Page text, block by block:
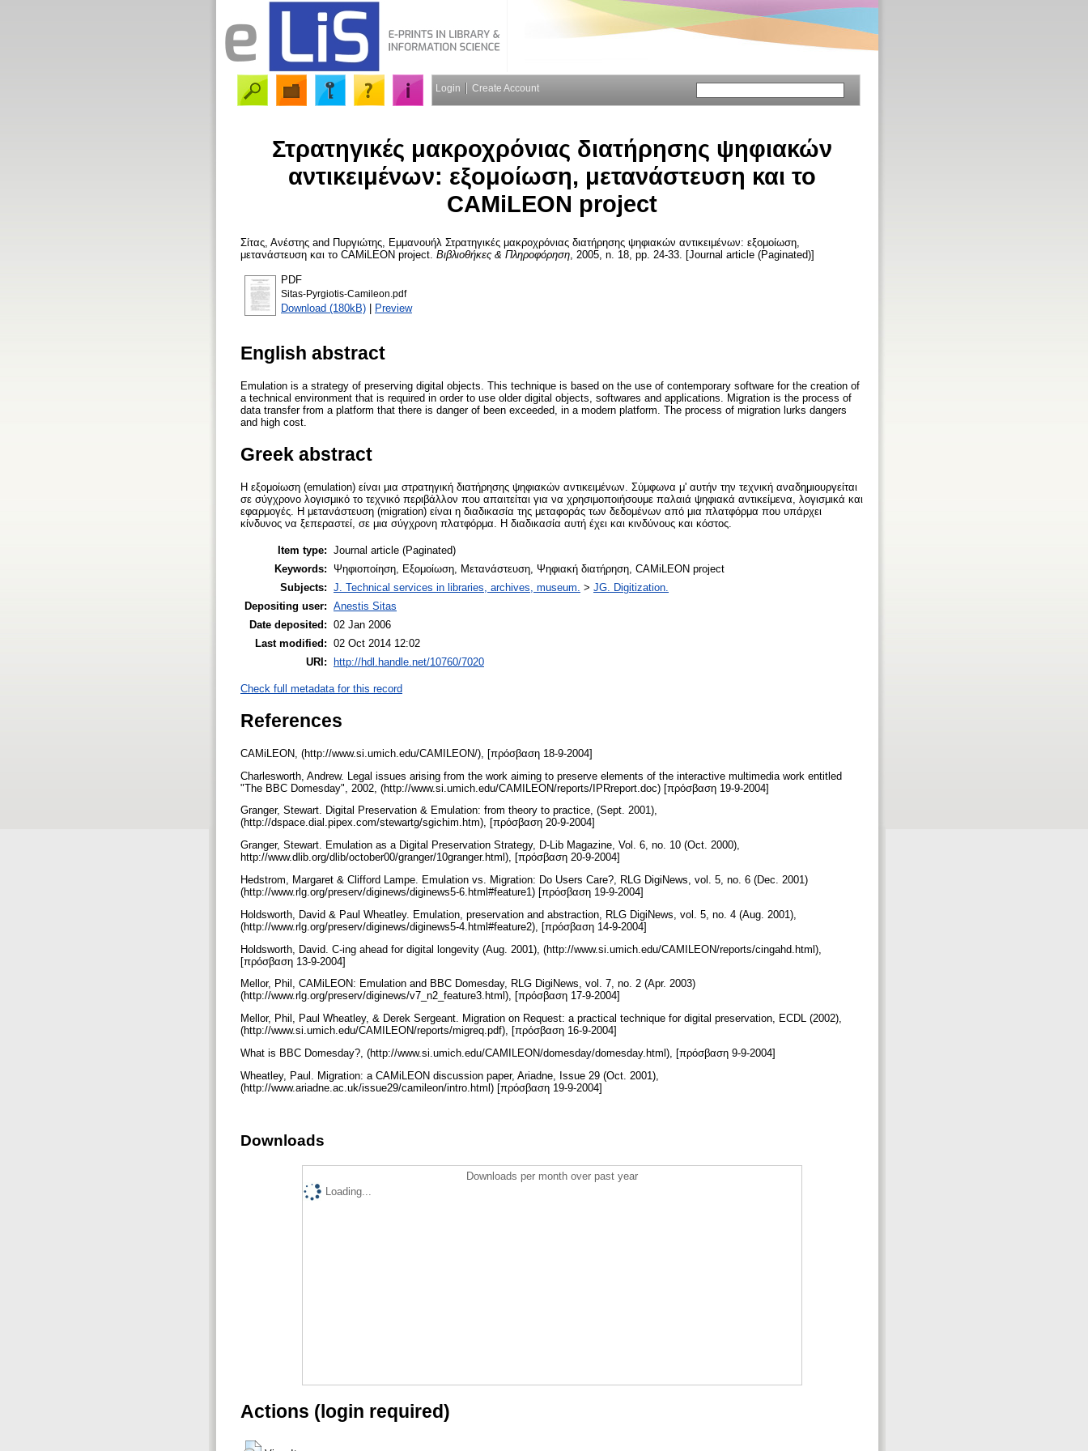
Login Create Account
Στρατηγικές μακροχρόνιας διατήρησης ψηφιακών
αντικειμένων: εξομοίωση, μετανάστευση και το
CAMiLEON project
Σίτας, Ανέστης and Πυργιώτης, Εμμανουήλ Στρατηγικές μακροχρόνιας διατήρησης ψηφιακών αντικειμένων: εξομοίωση,
μετανάστευση και το CAMiLEON project. Βιβλιοθήκες & Πληροφόρηση , 2005, n. 18, pp. 24-33. [Journal article (Paginated)]
PDF
Sitas-Pyrgiotis-Camileon.pdf
Download (180kB) | Preview
English abstract
Emulation is a strategy of preserving digital objects. This technique is based on the use of contemporary software for the creation of
a technical environment that is required in order to use older digital objects, softwares and applications. Migration is the process of
data transfer from a platform that there is danger of been exceeded, in a modern platform. The process of migration lurks dangers
and high cost.
Greek abstract
Η εξομοίωση (emulation) είναι μια στρατηγική διατήρησης ψηφιακών αντικειμένων. Σύμφωνα μ' αυτήν την τεχνική αναδημιουργείται
σε σύγχρονο λογισμικό το τεχνικό περιβάλλον που απαιτείται για να χρησιμοποιήσουμε παλαιά ψηφιακά αντικείμενα, λογισμικά και
εφαρμογές. Η μετανάστευση (migration) είναι η διαδικασία της μεταφοράς των δεδομένων από μια πλατφόρμα που υπάρχει
κίνδυνος να ξεπεραστεί, σε μια σύγχρονη πλατφόρμα. Η διαδικασία αυτή έχει και κινδύνους και κόστος.
Item type: Journal article (Paginated)
Keywords:
Ψηφιοποίηση, Εξομοίωση, Μετανάστευση, Ψηφιακή διατήρηση, CAMiLEON project
Subjects: J. Technical services in libraries, archives, museum. > JG. Digitization.
Depositing user: Anestis Sitas
Date deposited: 02 Jan 2006
Last modified: 02 Oct 2014 12:02
URI:
http://hdl.handle.net/10760/7020
Check full metadata for this record
References
CAMiLEON, (http://www.si.umich.edu/CAMILEON/), [πρόσβαση 18-9-2004]
Charlesworth, Andrew. Legal issues arising from the work aiming to preserve elements of the interactive multimedia work entitled
"The BBC Domesday", 2002, (http://www.si.umich.edu/CAMILEON/reports/IPRreport.doc) [πρόσβαση 19-9-2004]
Granger, Stewart. Digital Preservation & Emulation: from theory to practice, (Sept. 2001),
(http://dspace.dial.pipex.com/stewartg/sgichim.htm), [πρόσβαση 20-9-2004]
Granger, Stewart. Emulation as a Digital Preservation Strategy, D-Lib Magazine, Vol. 6, no. 10 (Oct. 2000),
http://www.dlib.org/dlib/october00/granger/10granger.html), [πρόσβαση 20-9-2004]
Hedstrom, Margaret & Clifford Lampe. Emulation vs. Migration: Do Users Care?, RLG DigiNews, vol. 5, no. 6 (Dec. 2001)
(http://www.rlg.org/preserv/diginews/diginews5-6.html#feature1) [πρόσβαση 19-9-2004]
Holdsworth, David & Paul Wheatley. Emulation, preservation and abstraction, RLG DigiNews, vol. 5, no. 4 (Aug. 2001),
(http://www.rlg.org/preserv/diginews/diginews5-4.html#feature2), [πρόσβαση 14-9-2004]
Holdsworth, David. C-ing ahead for digital longevity (Aug. 2001), (http://www.si.umich.edu/CAMILEON/reports/cingahd.html),
[πρόσβαση 13-9-2004]
Mellor, Phil, CAMiLEON: Emulation and BBC Domesday, RLG DigiNews, vol. 7, no. 2 (Apr. 2003)
(http://www.rlg.org/preserv/diginews/v7_n2_feature3.html), [πρόσβαση 17-9-2004]
Mellor, Phil, Paul Wheatley, & Derek Sergeant. Migration on Request: a practical technique for digital preservation, ECDL (2002),
(http://www.si.umich.edu/CAMILEON/reports/migreq.pdf), [πρόσβαση 16-9-2004]
What is BBC Domesday?, (http://www.si.umich.edu/CAMILEON/domesday/domesday.html), [πρόσβαση 9-9-2004]
Wheatley, Paul. Migration: a CAMiLEON discussion paper, Ariadne, Issue 29 (Oct. 2001),
(http://www.ariadne.ac.uk/issue29/camileon/intro.html) [πρόσβαση 19-9-2004]
Downloads
Downloads per month over past year
Loading...
Actions (login required)